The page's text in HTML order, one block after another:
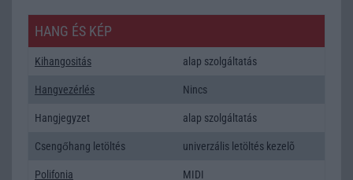
HANG ÉS KÉP
Kihangositás alap szolgáltatás
Hangvezérlés Nincs
Hangjegyzet alap szolgáltatás
Csengőhang letöltés univerzális letöltés kezelõ
Polifonia MIDI